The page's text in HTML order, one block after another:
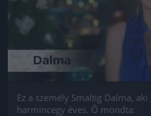
Ez a személy Smaltig Dalma,
harmincegy éves. Ő mondta: